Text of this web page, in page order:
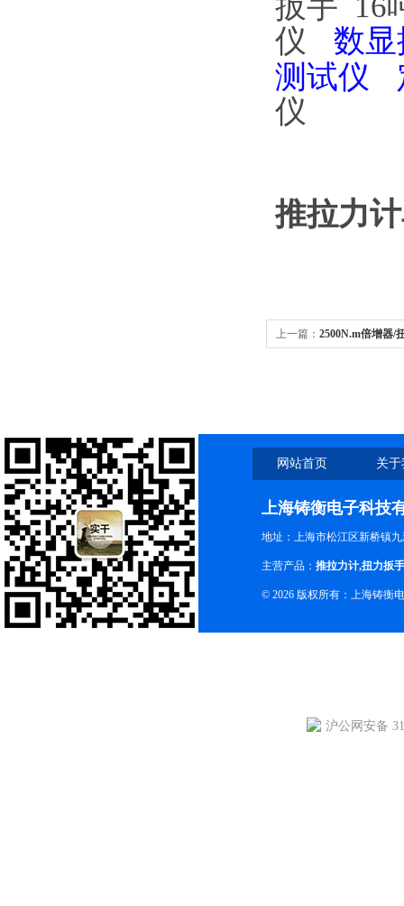
仪
数
测试仪
仪
推拉力
上一篇： 2500N.m倍增器/
网站首页 关
上海铸衡电子科技
地址：上海市松江区新桥镇
主营产品： 推拉力计,扭力扳手
© 2026 版权所有：上海铸衡
沪公网安备